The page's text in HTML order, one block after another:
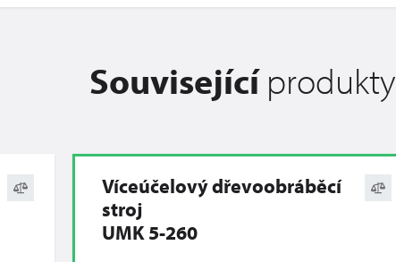
Souvisejícíprodukty
Víceúčelový dřevoobráběcí
stroj
UMK 5-260